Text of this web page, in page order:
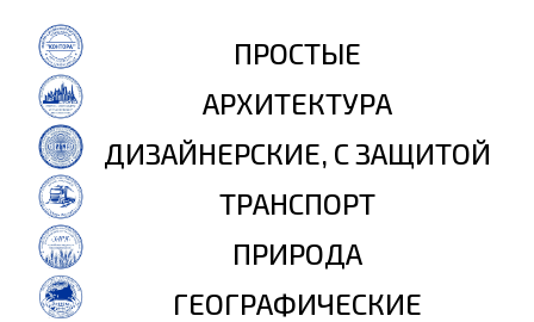
ПРОСТЫЕ
АРХИТЕКТУРА
ДИЗАЙНЕРСКИЕ, С ЗАЩИТОЙ
ТРАНСПОРТ
ПРИРОДА
ГЕОГРАФИЧЕСКИЕ